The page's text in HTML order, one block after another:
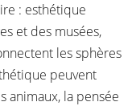
: esthétique
et des musées,
les sphères
peuvent
animaux, la pensée